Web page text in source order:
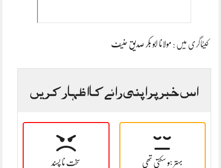
کیٹاگری میں : مولانا ابو بکر صدیق حنیف
اس خبر پر اپنی رائے کا اظہار کریں
سخت نا پسند بہتر ہو سکتی تھی